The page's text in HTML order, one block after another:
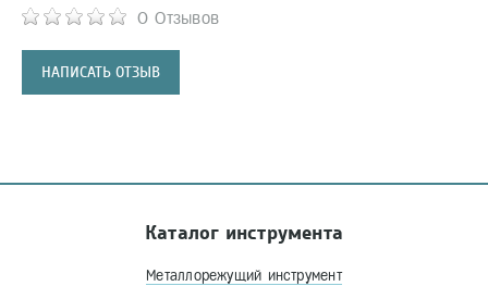
0 Отзывов
НАПИСАТЬ ОТЗЫВ
Каталог инструмента
Металлорежущий инструмент